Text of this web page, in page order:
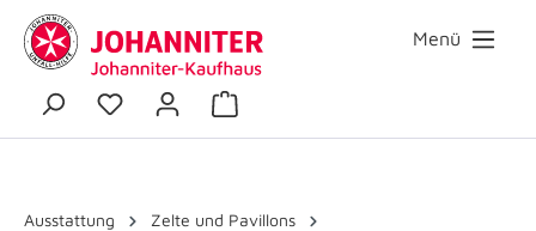
Menü
Ausstattung
Zelte und Pavillons